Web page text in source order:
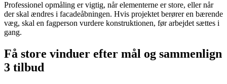
Professionel opmåling er vigtig, når elementerne er store, eller når
der skal ændres i facadeåbningen. Hvis projektet berører en bærende
væg, skal en fagperson vurdere konstruktionen, før arbejdet sættes i
gang.
Få store vinduer efter mål og sammenlign
3 tilbud